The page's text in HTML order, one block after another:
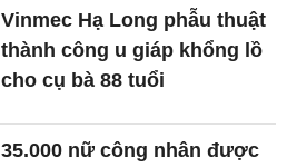
Vinmec Hạ Long phẫu thuật
thành công u giáp khổng lồ
cho cụ bà 88 tuổi
35.000 nữ công nhân được